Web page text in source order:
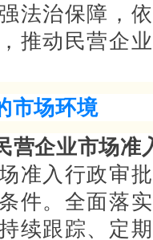
法治保障，
推动民营企
市场环境
营企业市场准
准入行政审
件。 全面落
续跟踪、定